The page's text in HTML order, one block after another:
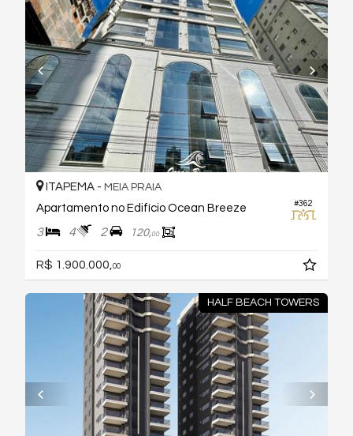
#362
ITAPEMA - MEIA PRAIA
Apartamento no Edifício Ocean Breeze
3 4 2 120,00
R$ 1.900.000, 00
HALF BEACH TOWERS